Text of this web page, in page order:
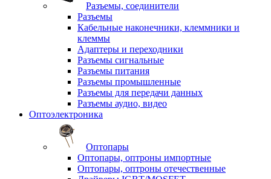
Разъемы, соединители
Разъемы
Кабельные наконечники, клеммники и
клеммы
Адаптеры и переходники
Разъемы сигнальные
Разъемы питания
Разъемы промышленные
Разъемы для передачи данных
Разъемы аудио, видео
Оптоэлектроника
Оптопары
Оптопары, оптроны импортные
Оптопары, оптроны отечественные